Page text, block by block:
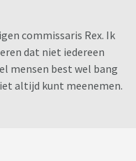
commissaris Rex. Ik
dat niet iedereen
mensen best wel bang
altijd kunt meenemen.